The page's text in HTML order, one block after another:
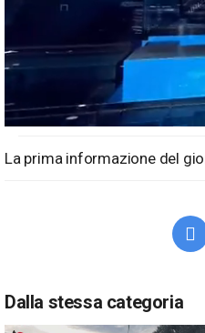
Unmute
La prima informazione del
Dalla stessa categoria